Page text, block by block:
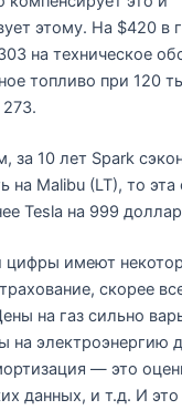
этому. На $420 в
на техническое
топливо при 120
за 10 лет Spark
на Malibu (LT), то
Tesla на 999
цифры имеют
скорее
на газ сильно
на электроэнергию
— это
данных, и т.д. И